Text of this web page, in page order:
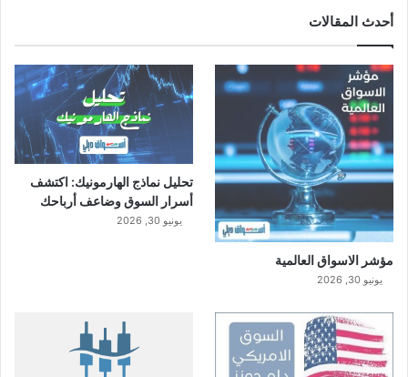
أحدث المقالات
مؤشر الاسواق العالمية
يونيو 30, 2026
تحليل نماذج الهارمونيك: اكتشف
أسرار السوق وضاعف أرباحك
يونيو 30, 2026